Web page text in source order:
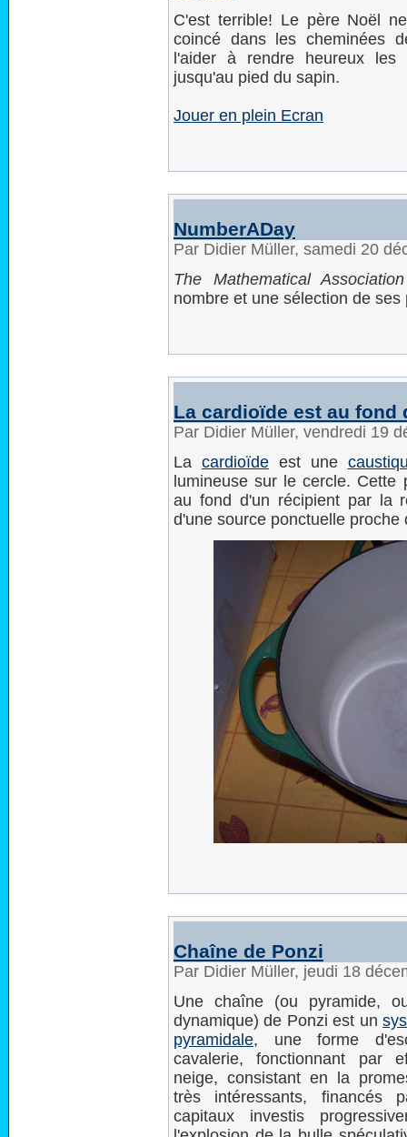
C'est terrible! Le père Noël
coincé dans les cheminées
l'aider à rendre heureux les
jusqu'au pied du sapin.
Jouer en plein Ecran
NumberADay
Par Didier Müller, samedi 20
The Mathematical
nombre et une sélection de
La cardioïde est au fond
Par Didier Müller, vendredi 19
La cardioïdeest une
lumineuse sur le cercle.
au fond d'un récipient par la
d'une source ponctuelle
Chaîne de Ponzi
Par Didier Müller, jeudi 18
Une chaîne (ou pyramide,
dynamique) de Ponzi est un
pyramidale, une forme
cavalerie, fonctionnant par
neige, consistant en la
très intéressants, financés
capitaux investis